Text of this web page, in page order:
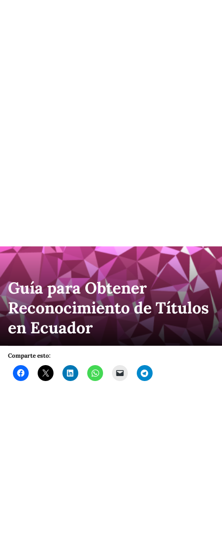
Guía para Obtener
Reconocimiento de Títulos
en Ecuador
Comparte esto: